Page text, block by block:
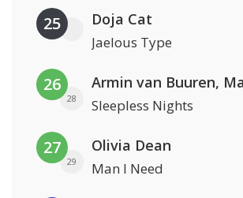
25 Doja Cat
Jaelous Type
26
28 Sleepless Nights
27
29
Olivia Dean
Man I Need